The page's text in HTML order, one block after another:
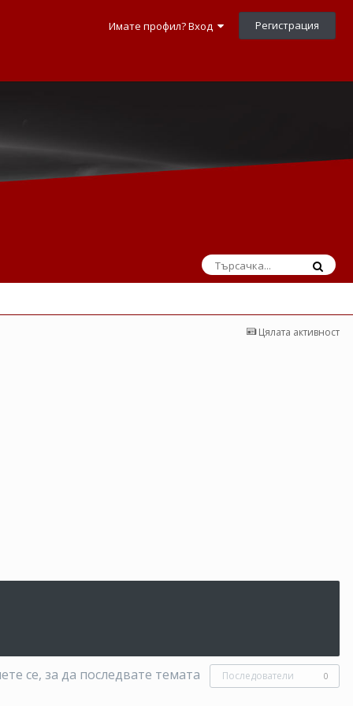
Имате профил? Вход Регистрация
Цялата активност
се, за да последвате темата Последователи 0